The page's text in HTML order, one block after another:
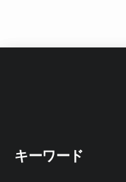
キーワード